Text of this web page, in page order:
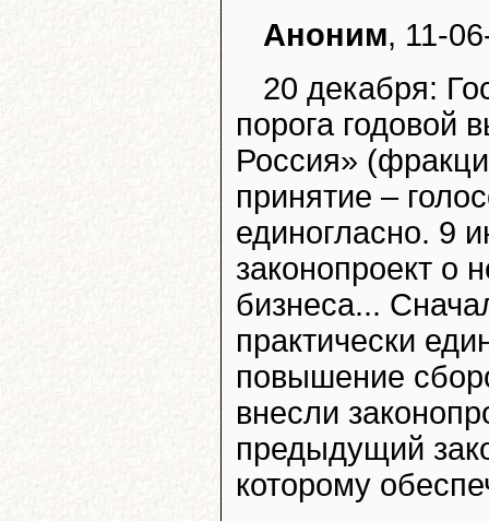
Аноним, 11-
20 декабря:
порога годовой
Россия»
принятие –
единогласно. 9
законопроект о
бизнеса...
практически
повышение
внесли
предыдущий
которому